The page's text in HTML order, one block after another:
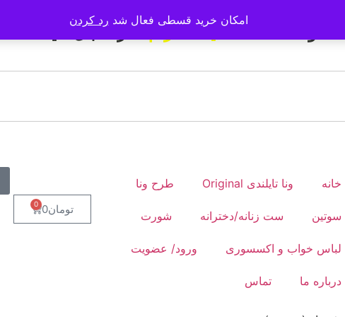
امکان خرید قسطی فعال شد رد کردن
محصولات ، صفحه اینستاگرام ما را دنبال کنید
خانه ونا تایلندی Original طرح ونا
سوتین ست زنانه/دخترانه شورت
لباس خواب و اکسسوری ورود/ عضویت
درباره ما تماس
تومان0
0